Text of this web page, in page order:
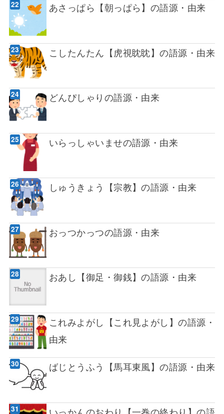
あさっぱら【朝っぱら】の語源・由来
こしたんたん【虎視眈眈】の語源・由来
どんぴしゃりの語源・由来
いらっしゃいませの語源・由来
しゅうきょう【宗教】の語源・由来
おっつかっつの語源・由来
おあし【御足・御銭】の語源・由来
これみよがし【これ見よがし】の語源・
由来
ばじとうふう【馬耳東風】の語源・由来
いっかんのおわり【一巻の終わり】の語